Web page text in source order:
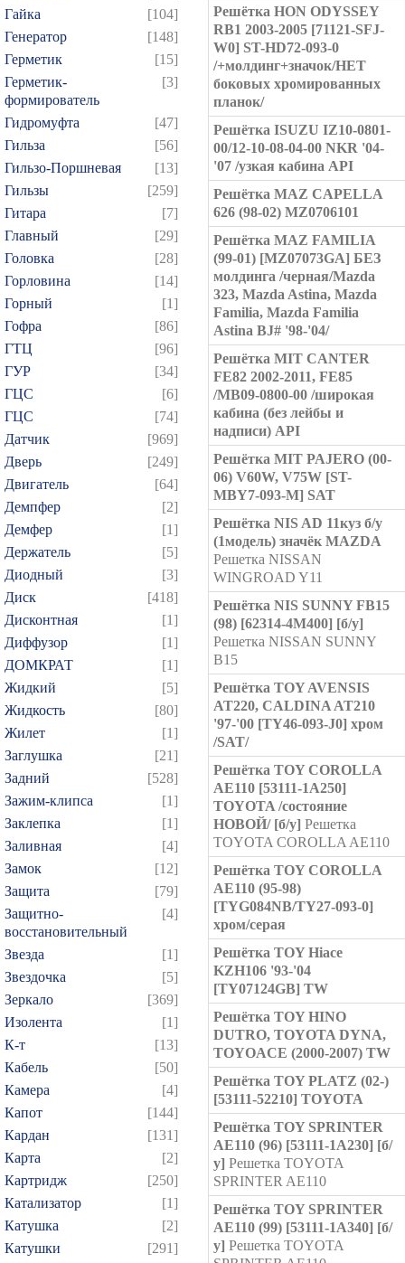
Гайка
[104]
Генератор
[148]
Герметик
[15]
Герметик-
формирователь
[3]
Гидромуфта
[47]
Гильза
[56]
Гильзо-Поршневая
[13]
Гильзы
[259]
Гитара
[7]
Главный
[29]
Головка
[28]
Горловина
[14]
Горный
[1]
Гофра
[86]
ГТЦ
[96]
ГУР
[34]
ГЦC
[6]
ГЦС
[74]
Датчик
[969]
Дверь
[249]
Двигатель
[64]
Демпфер
[2]
Демфер
[1]
Держатель
[5]
Диодный
[3]
Диск
[418]
Дисконтная
[1]
Диффузор
[1]
ДОМКРАТ
[1]
Жидкий
[5]
Жидкость
[80]
Жилет
[1]
Заглушка
[21]
Задний
[528]
Зажим-клипса
[1]
Заклепка
[1]
Заливная
[4]
Замок
[12]
Защита
[79]
Защитно-
восстановительный
[4]
Звезда
[1]
Звездочка
[5]
Зеркало
[369]
Изолента
[1]
К-т
[13]
Кабель
[50]
Камера
[4]
Капот
[144]
Кардан
[131]
Карта
[2]
Картридж
[250]
Катализатор
[1]
Катушка
[2]
Катушки
[291]
Решётка HON ODYSSEY
RB1 2003-2005 [71121-SFJ-
W0] ST-HD72-093-0
/+молдинг+значок/НЕТ
боковых хромированных
планок/
Решётка ISUZU IZ10-0801-
00/12-10-08-04-00 NKR '04-
'07 /узкая кабина API
Решётка MAZ CAPELLA
626 (98-02) MZ0706101
Решётка MAZ FAMILIA
(99-01) [MZ07073GA] БЕЗ
молдинга /черная/Mazda
323, Mazda Astina, Mazda
Familia, Mazda Familia
Astina BJ# '98-'04/
Решётка MIT CANTER
FE82 2002-2011, FE85
/MB09-0800-00 /широкая
кабина (без лейбы и
надписи) API
Решётка MIT PAJERO (00-
06) V60W, V75W [ST-
MBY7-093-M] SAT
Решётка NIS AD 11куз б/у
(1модель) значёк MAZDA
Решетка NISSAN
WINGROAD Y11
Решётка NIS SUNNY FB15
(98) [62314-4M400] [б/у]
Решетка NISSAN SUNNY
B15
Решётка TOY AVENSIS
AT220, CALDINA AT210
'97-'00 [TY46-093-J0] хром
/SAT/
Решётка TOY COROLLA
AE110 [53111-1A250]
TOYOTA /состояние
НОВОЙ/ [б/у] Решетка
TOYOTA COROLLA AE110
Решётка TOY COROLLA
AE110 (95-98)
[TYG084NB/TY27-093-0]
хром/серая
Решётка TOY Hiace
KZH106 '93-'04
[TY07124GB] TW
Решётка TOY HINO
DUTRO, TOYOTA DYNA,
TOYOACE (2000-2007) TW
Решётка TOY PLATZ (02-)
[53111-52210] TOYOTA
Решётка TOY SPRINTER
AE110 (96) [53111-1A230] [б/
у] Решетка TOYOTA
SPRINTER AE110
Решётка TOY SPRINTER
AE110 (99) [53111-1A340] [б/
у] Решетка TOYOTA